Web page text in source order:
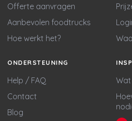
Offerte aanvragen
Aanbevolen foodtrucks
Hoe werkt het?
ONDERSTEUNING
Help / FAQ
Contact
Blog